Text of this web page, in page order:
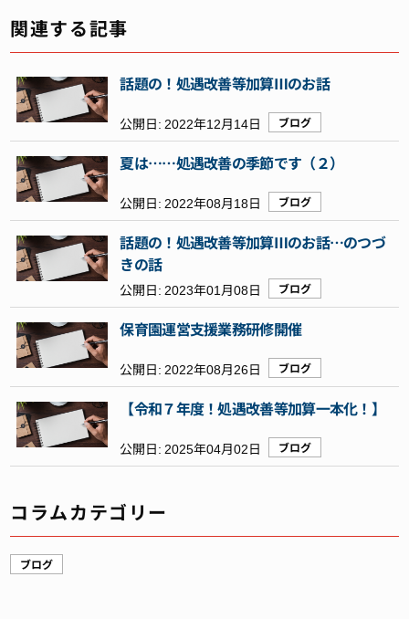
関連する記事
話題の！処遇改善等加算Ⅲのお話
公開日:2022年12月14日 ブログ
夏は……処遇改善の季節です（２）
公開日:2022年08月18日 ブログ
話題の！処遇改善等加算Ⅲのお話…のつづ
きの話
公開日:2023年01月08日 ブログ
保育園運営支援業務研修開催
公開日:2022年08月26日 ブログ
【令和７年度！処遇改善等加算一本化！】
公開日:2025年04月02日 ブログ
コラムカテゴリー
ブログ